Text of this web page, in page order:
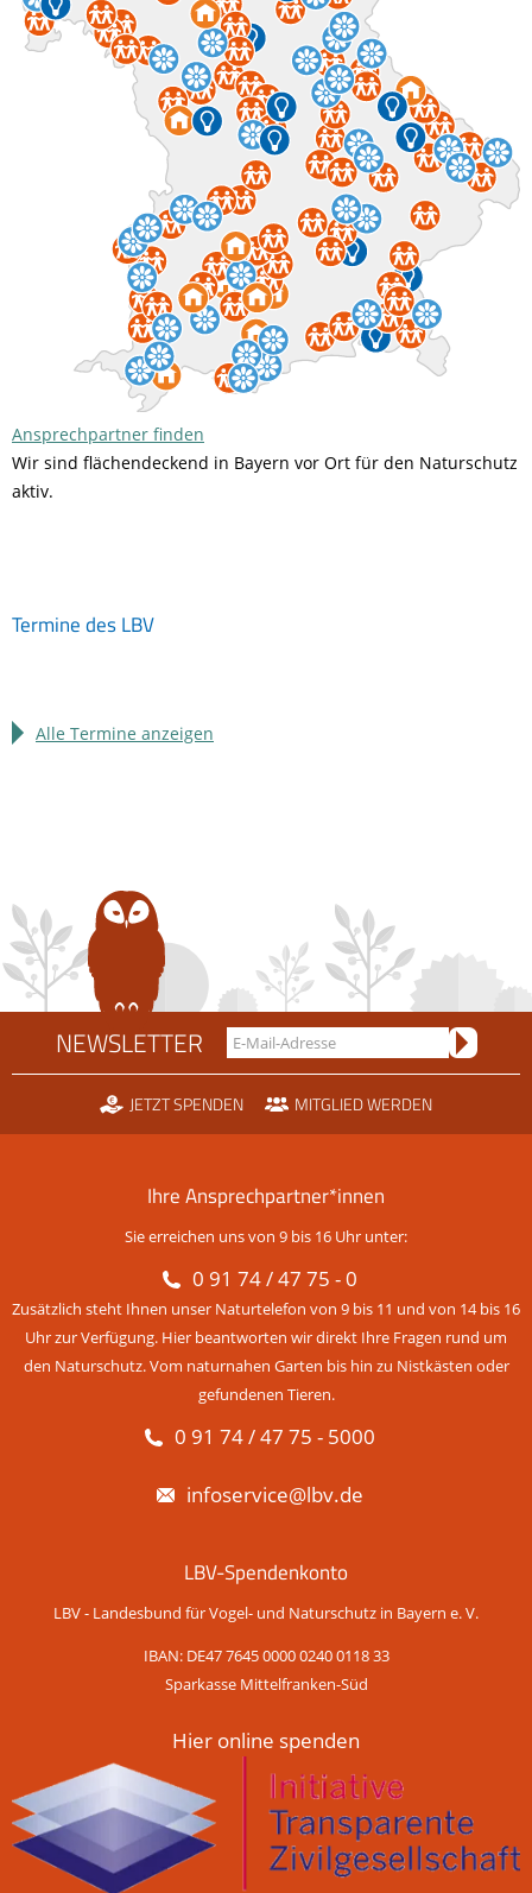
Ansprechpartner finden
Wir sind flächendeckend in Bayern vor Ort für den Naturschutz
aktiv.
Termine des LBV
Alle Termine anzeigen
NEWSLETTER
JETZT SPENDEN MITGLIED WERDEN
Ihre Ansprechpartner*innen
Sie erreichen uns von 9 bis 16 Uhr unter:
0 91 74 / 47 75 - 0
Zusätzlich steht Ihnen unser Naturtelefon von 9 bis 11 und von 14 bis 16
Uhr zur Verfügung. Hier beantworten wir direkt Ihre Fragen rund um
den Naturschutz. Vom naturnahen Garten bis hin zu Nistkästen oder
gefundenen Tieren.
0 91 74 / 47 75 - 5000
infoservice@lbv.de
LBV-Spendenkonto
LBV - Landesbund für Vogel- und Naturschutz in Bayern e. V.
IBAN: DE47 7645 0000 0240 0118 33
Sparkasse Mittelfranken-Süd
Hier online spenden